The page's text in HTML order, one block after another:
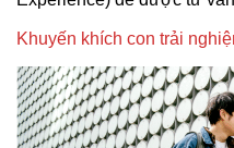
Khuyến khích con trải